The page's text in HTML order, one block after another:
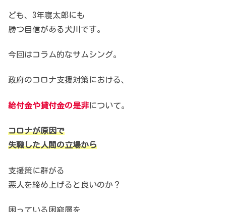
ども、3年寝太郎にも
勝つ自信がある犬川です。
今回はコラム的なサムシング。
政府のコロナ支援対策における、
給付金や貸付金の是非について。
コロナが原因で
失職した人間の立場から
支援策に群がる
悪人を締め上げると良いのか？
困っている困窮層を